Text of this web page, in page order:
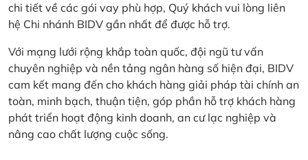
chi tiết về các gói vay phù hợp, Quý khách vui lòng liên
hệ Chi nhánh BIDV gần nhất để được hỗ trợ.
Với mạng lưới rộng khắp toàn quốc, đội ngũ tư vấn
chuyên nghiệp và nền tảng ngân hàng số hiện đại, BIDV
cam kết mang đến cho khách hàng giải pháp tài chính an
toàn, minh bạch, thuận tiện, góp phần hỗ trợ khách hàng
phát triển hoạt động kinh doanh, an cư lạc nghiệp và
nâng cao chất lượng cuộc sống.